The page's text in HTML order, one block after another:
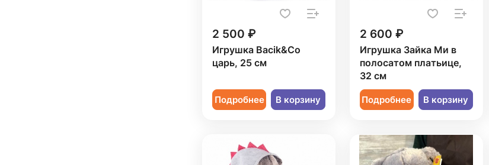
2 500 ₽
Игрушка Bacik&Co
царь, 25 см
Подробнее В корзину
2 600 ₽
Игрушка Зайка Ми в
полосатом платьице,
32 см
Подробнее В корзину